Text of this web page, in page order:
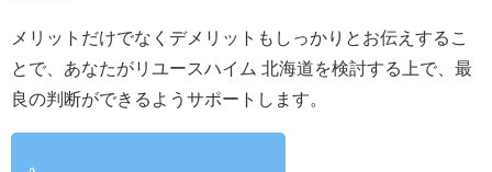
メリットだけでなくデメリットもしっかりとお伝えするこ
とで、あなたがリユースハイム 北海道を検討する上で、最
良の判断ができるようサポートします。